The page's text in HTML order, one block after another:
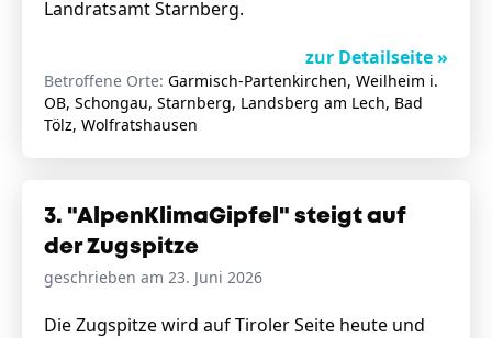
Landratsamt Starnberg.
zur Detailseite »
Betroffene Orte: Garmisch-Partenkirchen, Weilheim i.
OB, Schongau, Starnberg, Landsberg am Lech, Bad
Tölz, Wolfratshausen
3. "AlpenKlimaGipfel" steigt auf
der Zugspitze
geschrieben am 23. Juni 2026
Die Zugspitze wird auf Tiroler Seite heute und